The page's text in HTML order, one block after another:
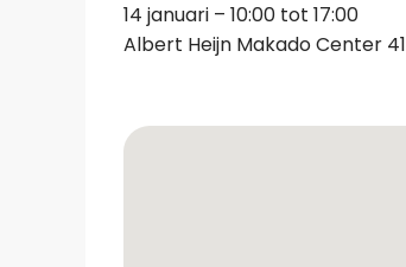
14 januari – 10:00 tot 17:00
Albert Heijn Makado Center 41